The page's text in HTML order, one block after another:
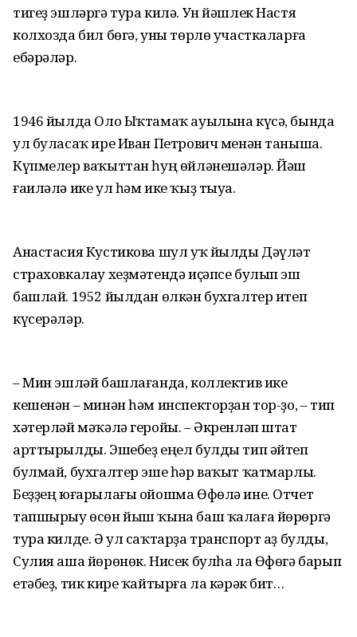
тигеҙ эшләргә тура килә. Ун йәшлек Настя
колхозда бил бөгә, уны төрлө участкаларға
ебәрәләр.
1946 йылда Оло Ыҡтамаҡ ауылына күсә, бында
ул буласаҡ ире Иван Петрович менән таныша.
Күпмелер ваҡыттан һуң өйләнешәләр. Йәш
ғаиләлә ике ул һәм ике ҡыҙ тыуа.
Анастасия Кустикова шул уҡ йылды Дәүләт
страховкалау хеҙмәтендә иҫәпсе булып эш
башлай. 1952 йылдан өлкән бухгалтер итеп
күсерәләр.
– Мин эшләй башлағанда, коллектив ике
кешенән – минән һәм инспекторҙан тор-ҙо, – тип
хәтерләй мәҡәлә геройы. – Әкренләп штат
арттырылды. Эшебеҙ еңел булды тип әйтеп
булмай, бухгалтер эше һәр ваҡыт ҡатмарлы.
Беҙҙең юғарылағы ойошма Өфөлә ине. Отчет
тапшырыу өсөн йыш ҡына баш ҡалаға йөрөргә
тура килде. Ә ул саҡтарҙа транспорт аҙ булды,
Сулия аша йөрөнөк. Нисек булһа ла Өфөгә барып
етәбеҙ, тик кире ҡайтырға ла кәрәк бит…